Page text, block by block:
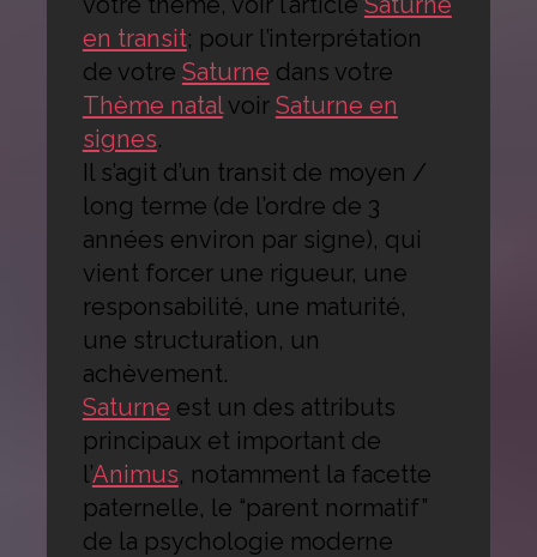
en transit; pour l’interprétation
de votre Saturne dans votre
Thème natalvoir Saturne en
signes.
Il s’agit d’un transit de moyen /
long terme (de l’ordre de 3
années environ par signe), qui
vient forcer une rigueur, une
responsabilité, une maturité,
une structuration, un
achèvement.
Saturne est un des attributs
principaux et important de
l’Animus, notamment la facette
paternelle, le “parent normatif”
de la psychologie moderne